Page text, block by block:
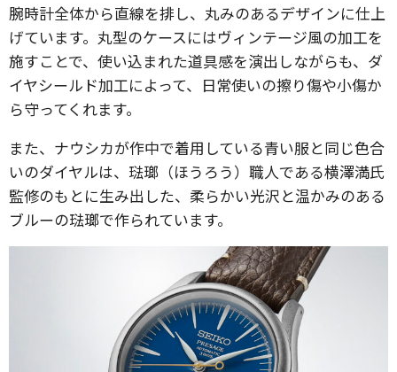
腕時計全体から直線を排し、丸みのあるデザインに仕上
げています。丸型のケースにはヴィンテージ風の加工を
施すことで、使い込まれた道具感を演出しながらも、ダ
イヤシールド加工によって、日常使いの擦り傷や小傷か
ら守ってくれます。
また、ナウシカが作中で着用している青い服と同じ色合
いのダイヤルは、琺瑯（ほうろう）職人である横澤満氏
監修のもとに生み出した、柔らかい光沢と温かみのある
ブルーの琺瑯で作られています。